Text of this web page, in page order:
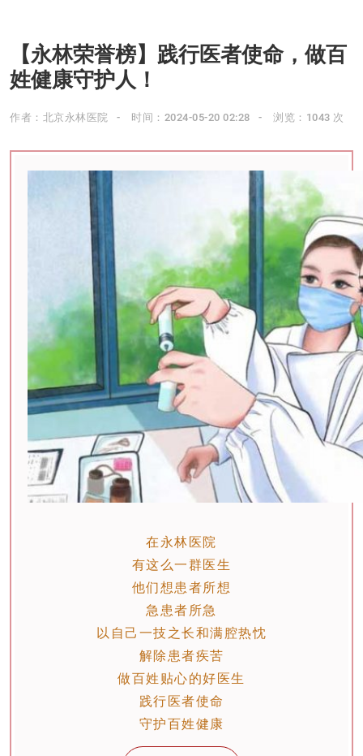
【永林荣誉榜】践行医者使命，做百
姓健康守护人！
作者：北京永林医院 时间：2024-05-20 02:28 浏览：1043 次
在永林医院
有这么一群医生
他们想患者所想
急患者所急
以自己一技之长和满腔热忱
解除患者疾苦
做百姓贴心的好医生
践行医者使命
守护百姓健康